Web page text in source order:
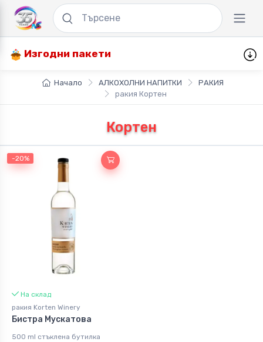
Изгодни пакети
Начало АЛКОХОЛНИ НАПИТКИ
РАКИЯ
ракия Кортен
Кортен
-20%
На склад
ракия Korten Winery
Бистра Мускатова
500 ml стъклена бутилка